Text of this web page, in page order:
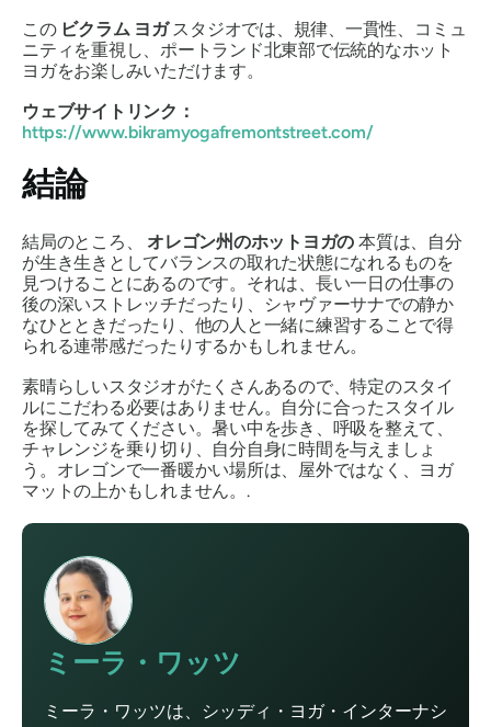
この ビクラム ヨガスタジオでは、規律、一貫性、コミュ
ニティを重視し、ポートランド北東部で伝統的なホット
ヨガをお楽しみいただけます。
ウェブサイトリンク：
https://www.bikramyogafremontstreet.com/
結論
結局のところ、 オレゴン州のホットヨガの 本質は、自分
が生き生きとしてバランスの取れた状態になれるものを
見つけることにあるのです。それは、長い一日の仕事の
後の深いストレッチだったり、シャヴァーサナでの静か
なひとときだったり、他の人と一緒に練習することで得
られる連帯感だったりするかもしれません。
素晴らしいスタジオがたくさんあるので、特定のスタイ
ルにこだわる必要はありません。自分に合ったスタイル
を探してみてください。暑い中を歩き、呼吸を整えて、
チャレンジを乗り切り、自分自身に時間を与えましょ
う。オレゴンで一番暖かい場所は、屋外ではなく、ヨガ
マットの上かもしれません。.
ミーラ・ワッツ
ミーラ・ワッツは、シッディ・ヨガ・インターナシ